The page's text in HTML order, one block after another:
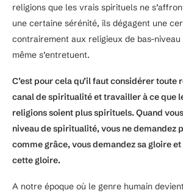
religions que les vrais spirituels ne
une certaine sérénité, ils dégagent une
contrairement aux religieux de bas-
même s’entretuent.
C’est pour cela qu’il faut considérer toute
canal de spiritualité et travailler à ce que
religions soient plus spirituels. Quand
niveau de spiritualité, vous ne demandez
comme grâce, vous demandez sa gloire
cette gloire.
A notre époque où le genre humain